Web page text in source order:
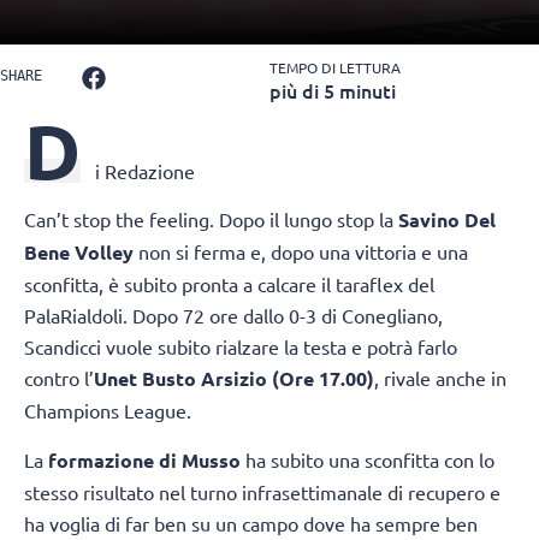
SHARE TEMPO DI LETTURA
più di 5 minuti
D i Redazione
Can’t stop the feeling. Dopo il lungo stop la Savino Del
Bene Volley non si ferma e, dopo una vittoria e una
sconfitta, è subito pronta a calcare il taraflex del
PalaRialdoli. Dopo 72 ore dallo 0-3 di Conegliano,
Scandicci vuole subito rialzare la testa e potrà farlo
contro l’Unet Busto Arsizio (Ore 17.00), rivale anche in
Champions League.
La formazione di Musso ha subito una sconfitta con lo
stesso risultato nel turno infrasettimanale di recupero e
ha voglia di far ben su un campo dove ha sempre ben